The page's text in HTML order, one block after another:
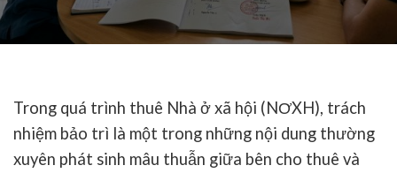
Trong quá trình thuê Nhà ở xã hội (NƠXH), trách
nhiệm bảo trì là một trong những nội dung thường
xuyên phát sinh mâu thuẫn giữa bên cho thuê và